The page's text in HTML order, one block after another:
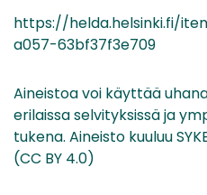
https://helda.helsinki.fi/
a057-63bf37f3e709
Aineistoa voi käyttää
erilaissa selvityksissä ja
tukena. Aineisto kuuluu
(CC BY 4.0)